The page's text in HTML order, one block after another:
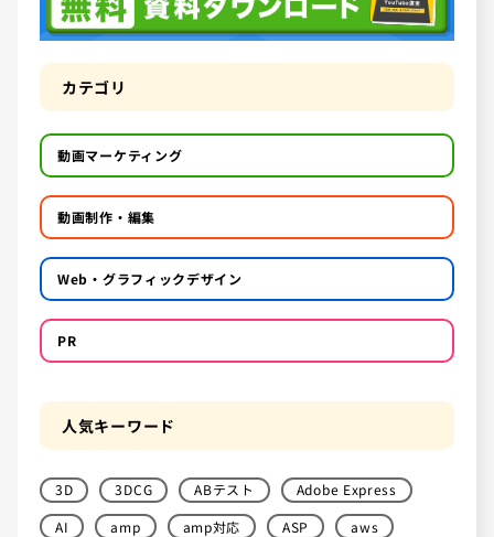
カテゴリ
動画マーケティング
動画制作・編集
Web・グラフィックデザイン
PR
人気キーワード
3D 3DCG ABテスト
Adobe Express
AI
amp amp対応 ASP aws